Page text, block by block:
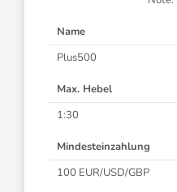
Name
Plus500
Max. Hebel
1:30
Mindesteinzahlung
100 EUR/USD/GBP